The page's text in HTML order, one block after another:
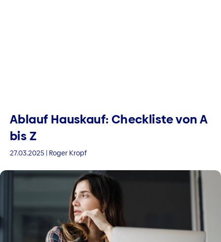
Ablauf Hauskauf: Checkliste von A
bis Z
27.03.2025 | Roger Kropf